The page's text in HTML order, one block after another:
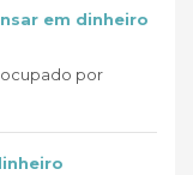
em dinheiro
por